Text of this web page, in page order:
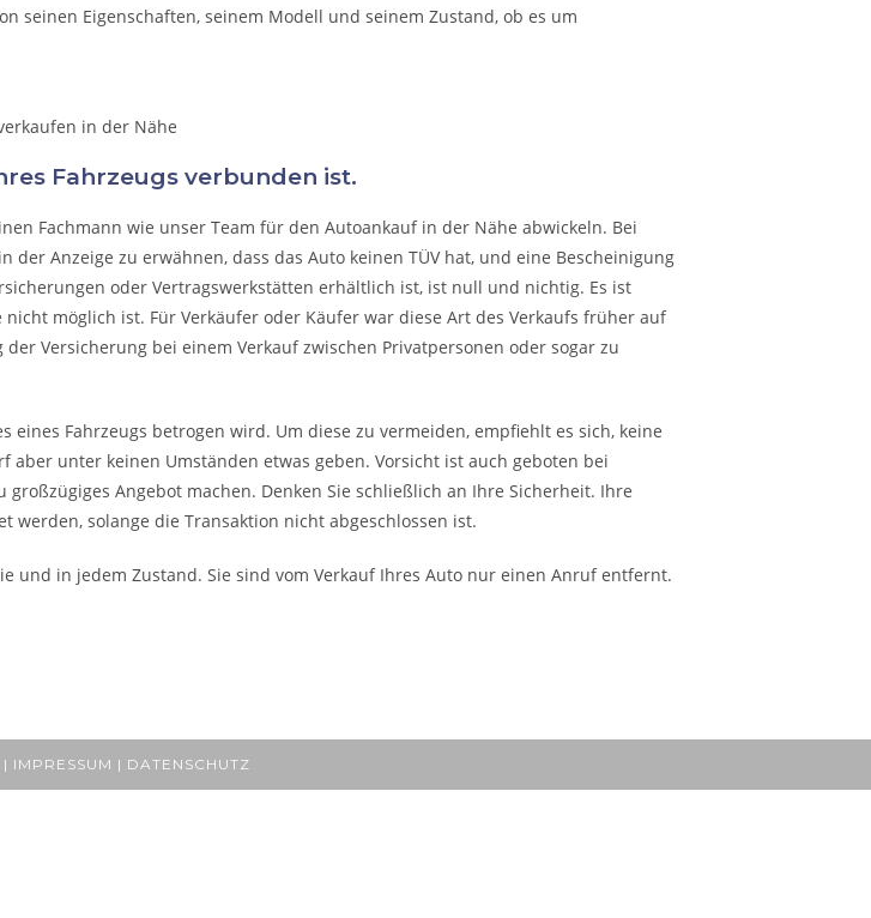
seinen Eigenschaften, seinem Modell und seinem Zustand, ob es um
Fahrzeugs verbunden ist.
Fachmann wie unser Team für den Autoankauf in der Nähe abwickeln. Bei
Anzeige zu erwähnen, dass das Auto keinen TÜV hat, und eine Bescheinigung
oder Vertragswerkstätten erhältlich ist, ist null und nichtig. Es ist
möglich ist. Für Verkäufer oder Käufer war diese Art des Verkaufs früher auf
Versicherung bei einem Verkauf zwischen Privatpersonen oder sogar zu
Fahrzeugs betrogen wird. Um diese zu vermeiden, empfiehlt es sich, keine
unter keinen Umständen etwas geben. Vorsicht ist auch geboten bei
Angebot machen. Denken Sie schließlich an Ihre Sicherheit. Ihre
werden, solange die Transaktion nicht abgeschlossen ist.
in jedem Zustand. Sie sind vom Verkauf Ihres Auto nur einen Anruf entfernt.
IMPRESSUM | DATENSCHUTZ